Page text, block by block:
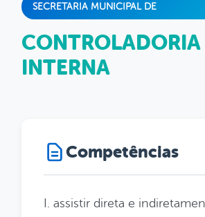
SECRETARIA MUNICIPAL DE
CONTROLADORIA
INTERNA
Competências
I. assistir direta e